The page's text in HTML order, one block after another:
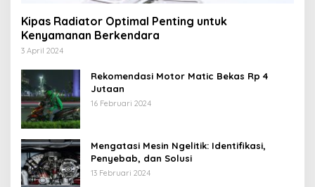
Kipas Radiator Optimal Penting untuk
Kenyamanan Berkendara
3 April 2024
Rekomendasi Motor Matic Bekas Rp 4
Jutaan
16 Februari 2024
Mengatasi Mesin Ngelitik: Identifikasi,
Penyebab, dan Solusi
13 Februari 2024